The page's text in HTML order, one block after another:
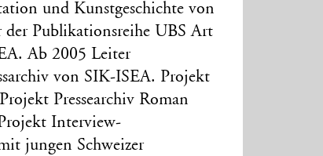
und Kunstgeschichte von
Publikationsreihe UBS Art
Ab 2005 Leiter
von SIK-ISEA. Projekt
Pressearchiv Roman
Interview-
jungen Schweizer